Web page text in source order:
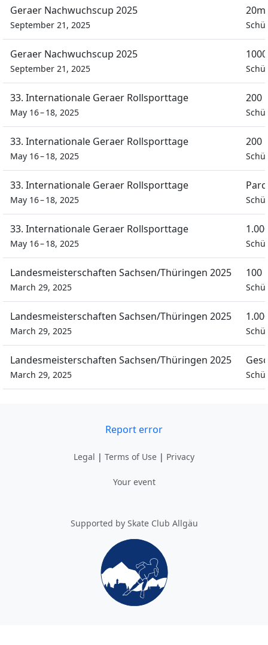
Geraer Nachwuchscup 2025
September 21, 2025
Geraer Nachwuchscup 2025
September 21, 2025
33. Internationale Geraer Rollsporttage
May 16 – 18, 2025
200
33. Internationale Geraer Rollsporttage
May 16 – 18, 2025
200
33. Internationale Geraer Rollsporttage
May 16 – 18, 2025
33. Internationale Geraer Rollsporttage
May 16 – 18, 2025
Landesmeisterschaften Sachsen/Thüringen 2025
March 29, 2025
100
Landesmeisterschaften Sachsen/Thüringen 2025
March 29, 2025
Landesmeisterschaften Sachsen/Thüringen 2025
March 29, 2025
Report error
Legal | Terms of Use | Privacy
Your event
Supported by Skate Club Allgäu